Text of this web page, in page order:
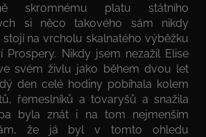
skromnému platu státního
si něco takového sám nikdy
na vrcholu skalnatého výběžku
Prospery. Nikdy jsem nezažil Elise
svém živlu jako během dvou let
den celé hodiny pobíhala kolem
řemeslníků a tovaryšů a snažila
byla znát i na tom nejmenším
že já byl v tomto ohledu